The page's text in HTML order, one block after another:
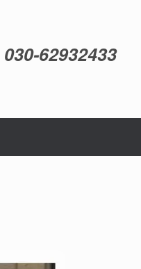
030-62932433